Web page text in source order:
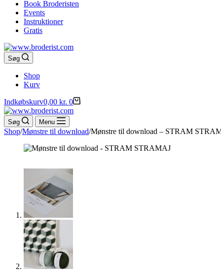
Book Broderisten
Events
Instruktioner
Gratis
Søg
Shop
Kurv
Indkøbskurv0,00 kr. 0
Søg Menu
Shop/Mønstre til download/Mønstre til download – STRAM